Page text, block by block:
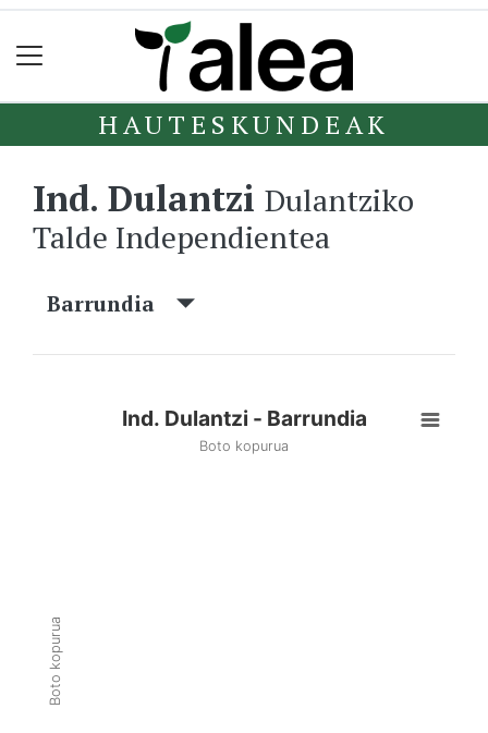
HAUTESKUNDEAK
Ind. Dulantzi Dulantziko
Talde Independientea
Barrundia
Boto kopurua
Ind. Dulantzi - Barrundia
Boto kopurua